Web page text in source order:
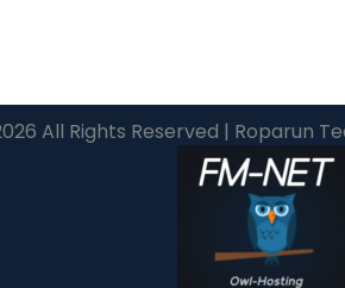
All Rights Reserved | Roparun